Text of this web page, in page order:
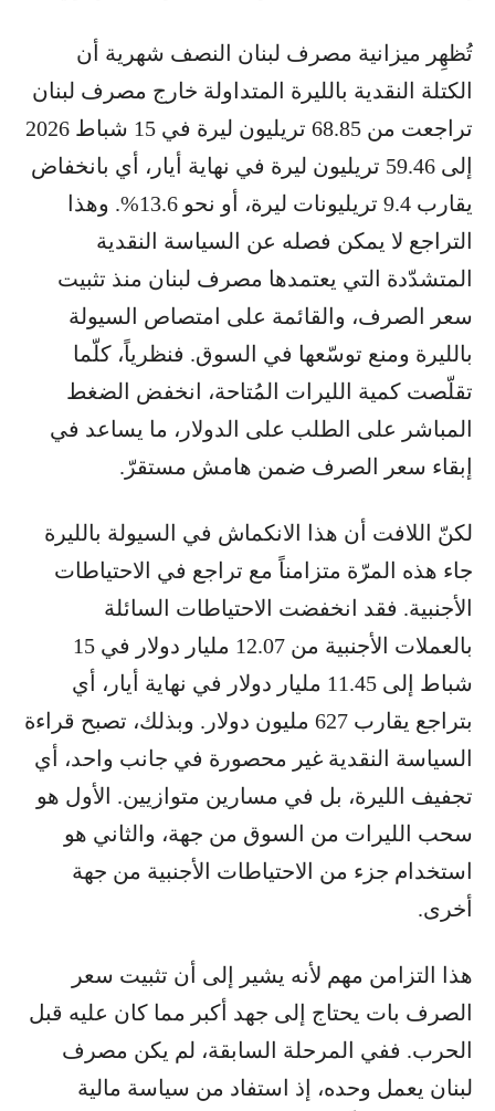
تُظهِر ميزانية مصرف لبنان النصف شهرية أن
الكتلة النقدية بالليرة المتداولة خارج مصرف لبنان
تراجعت من 68.85 تريليون ليرة في 15 شباط 2026
إلى 59.46 تريليون ليرة في نهاية أيار، أي بانخفاض
يقارب 9.4 تريليونات ليرة، أو نحو 13.6%. وهذا
التراجع لا يمكن فصله عن السياسة النقدية
المتشدّدة التي يعتمدها مصرف لبنان منذ تثبيت
سعر الصرف، والقائمة على امتصاص السيولة
بالليرة ومنع توسّعها في السوق. فنظرياً، كلّما
تقلّصت كمية الليرات المُتاحة، انخفض الضغط
المباشر على الطلب على الدولار، ما يساعد في
إبقاء سعر الصرف ضمن هامش مستقرّ.
لكنّ اللافت أن هذا الانكماش في السيولة بالليرة
جاء هذه المرّة متزامناً مع تراجع في الاحتياطات
الأجنبية. فقد انخفضت الاحتياطات السائلة
بالعملات الأجنبية من 12.07 مليار دولار في 15
شباط إلى 11.45 مليار دولار في نهاية أيار، أي
بتراجع يقارب 627 مليون دولار. وبذلك، تصبح قراءة
السياسة النقدية غير محصورة في جانب واحد، أي
تجفيف الليرة، بل في مسارين متوازيين. الأول هو
سحب الليرات من السوق من جهة، والثاني هو
استخدام جزء من الاحتياطات الأجنبية من جهة
أخرى.
هذا التزامن مهم لأنه يشير إلى أن تثبيت سعر
الصرف بات يحتاج إلى جهد أكبر مما كان عليه قبل
الحرب. ففي المرحلة السابقة، لم يكن مصرف
لبنان يعمل وحده، إذ استفاد من سياسة مالية